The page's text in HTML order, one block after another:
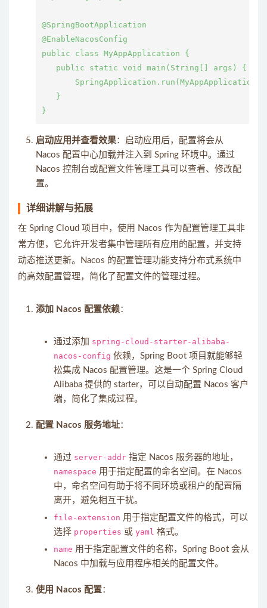
@SpringBootApplication
@EnableNacosConfig
public class MyAppApplication {
   public static void main(String[] args) {
   }
启动应用并查看效果：启动应用后，配置将会从
Nacos 配置中心加载并注入到 Spring 环境中。通过
Nacos 控制台或配置文件管理工具可以查看、修改配
置。
详细讲解与拓展
在 Spring Cloud 项目中，使用 Nacos 作为配置管理工具非
常方便，它允许开发者集中管理所有应用的配置，并支持
动态推送更新。Nacos 的配置管理功能支持分布式系统中
的高效配置管理，简化了配置文件的管理过程。
添加 Nacos 配置依赖：
通过添加 spring-cloud-starter-alibaba-
nacos-config 依赖，Spring Boot 项目就能够轻
松集成 Nacos 配置管理。这是一个 Spring Cloud
Alibaba 提供的 starter，可以自动配置 Nacos 客户
端，简化了集成过程。
配置 Nacos 服务地址：
通过 server-addr 指定 Nacos 服务器的地址，
namespace 用于指定配置的命名空间。在 Nacos
中，命名空间有助于将不同环境或租户的配置隔
离开，避免相互干扰。
file-extension 用于指定配置文件的格式，可以
选择 properties 或 yaml 格式。
name 用于指定配置文件的名称，Spring Boot 会从
Nacos 中加载与应用程序相关的配置文件。
使用 Nacos 配置：